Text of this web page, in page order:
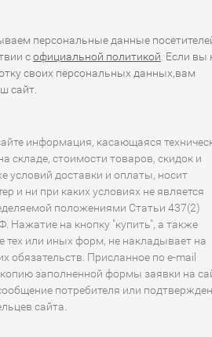
персональные данные
софициальной политикой . Если вы
своих персональных данных,вам
сайт.
информация, касающаяся
складе, стоимости товаров, скидок и
условий доставки и оплаты, носит
и ни при каких условиях не является
положениями Статьи 437(2)
Нажатие на кнопку "купить", а также
тех или иных форм, не накладывает на
обязательств. Присланное по e-mail
заполненной формы заявки на
потребителя или
сайта.